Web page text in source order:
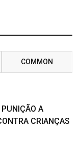
COMMON
A
CRIANÇAS